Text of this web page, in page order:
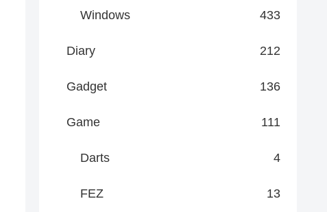
Windows 433
Diary 212
Gadget 136
Game 111
Darts 4
FEZ 13